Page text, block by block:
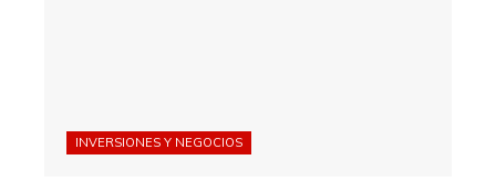
INVERSIONES Y NEGOCIOS